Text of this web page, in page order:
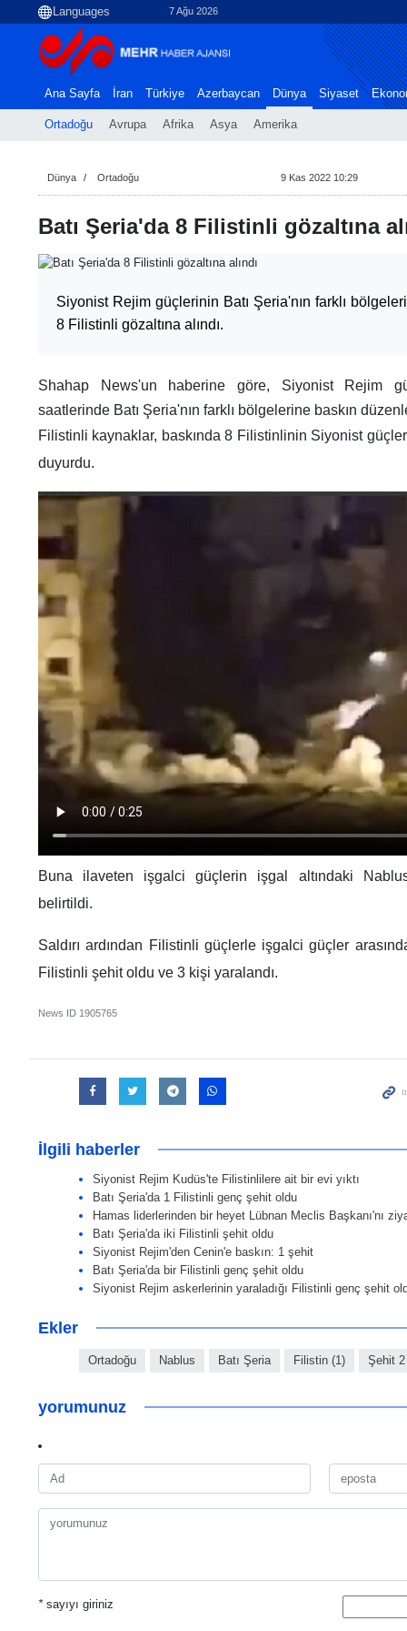
7 Ağu 2026
Ana Sayfa İran Türkiye Azerbaycan Dünya
Ortadoğu Avrupa Afrika Asya Amerika
Siyaset
Dünya Ortadoğu 9 Kas 2022 10:29
Batı Şeria'da 8 Filistinli gözaltına
Siyonist Rejim güçlerinin Batı Şeria'nın farklı
8 Filistinli gözaltına alındı.
Shahap News'un haberine göre, Siyonist Rejim
saatlerinde Batı Şeria'nın farklı bölgelerine baskın
Filistinli kaynaklar, baskında 8 Filistinlinin Siyonist güçler
duyurdu.
Buna ilaveten işgalci güçlerin işgal altındaki
belirtildi.
Saldırı ardından Filistinli güçlerle işgalci güçler
Filistinli şehit oldu ve 3 kişi yaralandı.
News ID 1905765
İlgili haberler
Siyonist Rejim Kudüs'te Filistinlilere ait bir evi yıktı
Batı Şeria'da 1 Filistinli genç şehit oldu
Hamas liderlerinden bir heyet Lübnan Meclis Başkanı'nı
Batı Şeria'da iki Filistinli şehit oldu
Siyonist Rejim'den Cenin'e baskın: 1 şehit
Batı Şeria'da bir Filistinli genç şehit oldu
Siyonist Rejim askerlerinin yaraladığı Filistinli genç şehit
Ekler
Ortadoğu Nablus Batı Şeria Filistin (1) Şehit 2
yorumunuz
*sayıyı giriniz